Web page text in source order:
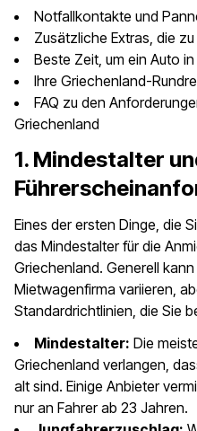
Notfallkontakte und
Zusätzliche Extras, die
Beste Zeit, um ein Auto
Ihre Griechenland-
FAQ zu den
Griechenland
1. Mindestalter
Eines der ersten Dinge, die
das Mindestalter für die
Griechenland. Generell
Mietwagenfirma variieren,
Standardrichtlinien, die Sie
Mindestalter: Die
Griechenland verlangen,
alt sind. Einige Anbieter
nur an Fahrer ab 23 Jahren.